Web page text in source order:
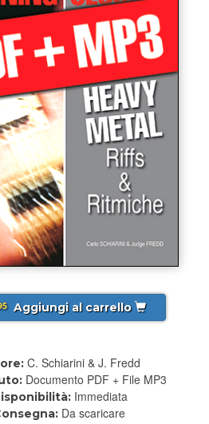
Aggiungi al carrello
C. Schiarini & J. Fredd
Documento PDF + File MP3
Immediata
Da scaricare